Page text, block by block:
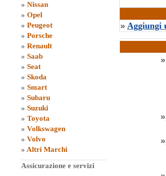
» Nissan
» Opel
» Peugeot
» Porsche
» Renault
» Saab
» Seat
» Skoda
» Smart
» Subaru
» Suzuki
» Toyota
» Volkswagen
» Volvo
» Altri Marchi
Assicurazione e servizi
» Aggiungi
»
»
»